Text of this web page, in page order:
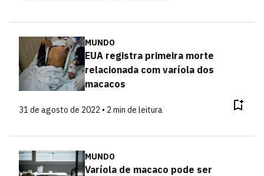
MUNDO
EUA registra primeira morte
relacionada com varíola dos
macacos
31 de agosto de 2022 • 2 min de leitura
MUNDO
Varíola de macaco pode ser